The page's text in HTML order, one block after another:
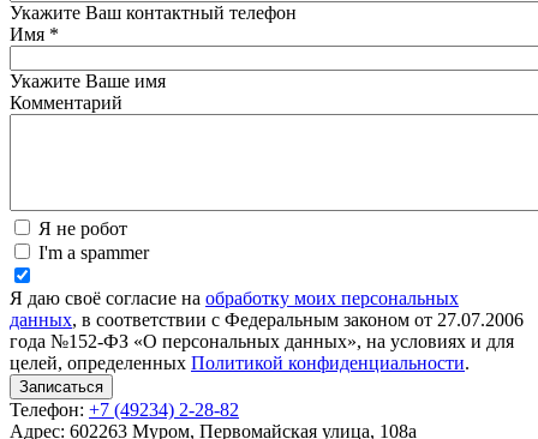
Укажите Ваш контактный телефон
Имя *
Укажите Ваше имя
Комментарий
Я не робот
I'm a spammer
Я даю своё согласие на обработку моих персональных
данных, в соответствии с Федеральным законом от 27.07.2006
года №152-ФЗ «О персональных данных», на условиях и для
целей, определенных Политикой конфиденциальности.
Телефон: +7 (49234) 2-28-82
Адрес: 602263 Муром, Первомайская улица, 108а